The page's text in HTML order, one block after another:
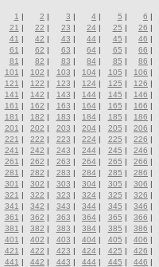
1 | 2 | 3 | 4 | 5 | 6 |
21 | 22 | 23 | 24 | 25 | 26 |
41 | 42 | 43 | 44 | 45 | 46 |
61 | 62 | 63 | 64 | 65 | 66 |
81 | 82 | 83 | 84 | 85 | 86 |
101 | 102 | 103 | 104 | 105 | 106 |
121 | 122 | 123 | 124 | 125 | 126 |
141 | 142 | 143 | 144 | 145 | 146 |
161 | 162 | 163 | 164 | 165 | 166 |
181 | 182 | 183 | 184 | 185 | 186 |
201 | 202 | 203 | 204 | 205 | 206 |
221 | 222 | 223 | 224 | 225 | 226 |
241 | 242 | 243 | 244 | 245 | 246 |
261 | 262 | 263 | 264 | 265 | 266 |
281 | 282 | 283 | 284 | 285 | 286 |
301 | 302 | 303 | 304 | 305 | 306 |
321 | 322 | 323 | 324 | 325 | 326 |
341 | 342 | 343 | 344 | 345 | 346 |
361 | 362 | 363 | 364 | 365 | 366 |
381 | 382 | 383 | 384 | 385 | 386 |
401 | 402 | 403 | 404 | 405 | 406 |
421 | 422 | 423 | 424 | 425 | 426 |
441 | 442 | 443 | 444 | 445 | 446 |